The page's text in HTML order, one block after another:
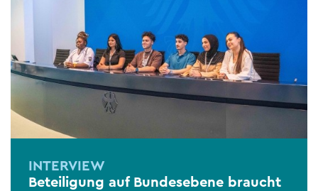
INTERVIEW
Beteiligung auf Bundesebene braucht